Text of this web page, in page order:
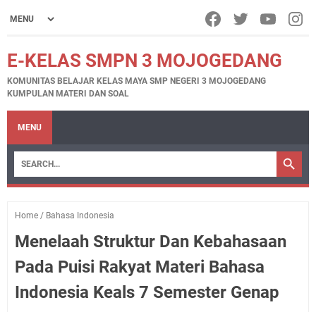
E-KELAS SMPN 3 MOJOGEDANG
KOMUNITAS BELAJAR KELAS MAYA SMP NEGERI 3 MOJOGEDANG
KUMPULAN MATERI DAN SOAL
MENU
Home / Bahasa Indonesia
Menelaah Struktur Dan Kebahasaan
Pada Puisi Rakyat Materi Bahasa
Indonesia Keals 7 Semester Genap